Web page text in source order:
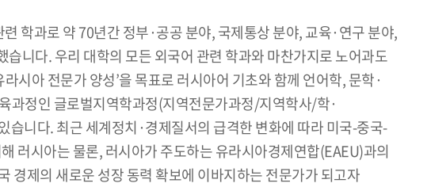
학과로 약 70년간 정부·공공 분야, 국제통상 분야, 교육·연구 분야,
니다. 우리 대학의 모든 외국어 관련 학과와 마찬가지로 노어과도
시아 전문가 양성’을 목표로 러시아어 기초와 함께 언어학, 문학·
과정인 글로벌지역학과정(지역전문가과정/지역학사/학·
니다. 최근 세계정치·경제질서의 급격한 변화에 따라 미국-중국-
러시아는 물론, 러시아가 주도하는 유라시아경제연합(EAEU)과의
경제의 새로운 성장 동력 확보에 이바지하는 전문가가 되고자